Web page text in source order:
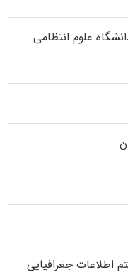
ﻋﻠﻮم انتظامی
اطلاعات جغرافیایی